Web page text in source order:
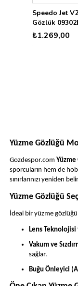
Speedo Jet
Gözlük
₺1.269,00
Yüzme Gözlüğü
Gozdespor.com
sporcuların hem de
sınırlarınızı yeniden
Yüzme Gözlüğü
İdeal bir yüzme
Lens Teknolojisi
Vakum ve
sağlar.
Buğu Önleyici